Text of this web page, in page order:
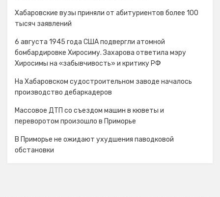
Хабаровские вузы приняли от абитуриентов более 100
тысяч заявлений
6 августа 1945 года США подвергли атомной
бомбардировке Хиросиму. Захарова ответила мэру
Хиросимы на «забывчивость» и критику РФ
На Хабаровском судостроительном заводе началось
производство дебаркадеров
Массовое ДТП со съездом машин в кюветы и
переворотом произошло в Приморье
В Приморье не ожидают ухудшения паводковой
обстановки